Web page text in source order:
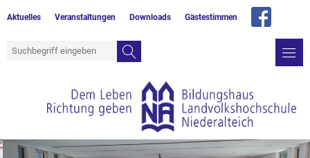
Aktuelles Veranstaltungen Downloads Gästestimmen